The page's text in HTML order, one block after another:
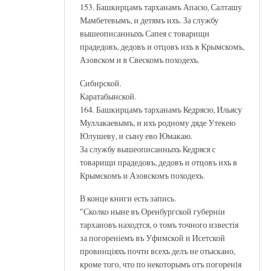
153. Башкирцамъ тарханамъ Апасю, Салташу
Мамбетевымъ, и детямъ ихъ. За службу
вышеописанныхъ Сапея с товарищи
прадедовъ, дедовъ и отцовъ ихъ в Крымскомъ,
Азовском и в Свескомъ походехъ.
Сибирской.
Каратабынской.
164. Башкирцамъ тарханамъ Кедрясю, Ильясу
Муллакаевымъ, и ихъ родному дяде Утекею
Юлушеву, и сыну ево Юмакаю.
За службу вышеописанныхъ Кедряся с
товарищи прадедовъ, дедовъ и отцовъ ихъ в
Крымскомъ и Азовскомъ походехъ.
В конце книги есть запись.
"Сколко ныне въ Оренбургской губернiи
тархановъ находтся, о томъ точного известiя
за погоренiемъ въ Уфимской и Исетской
провинцiяхъ почти всехъ делъ не отыскано,
кроме того, что по некоторымъ отъ погоренlя